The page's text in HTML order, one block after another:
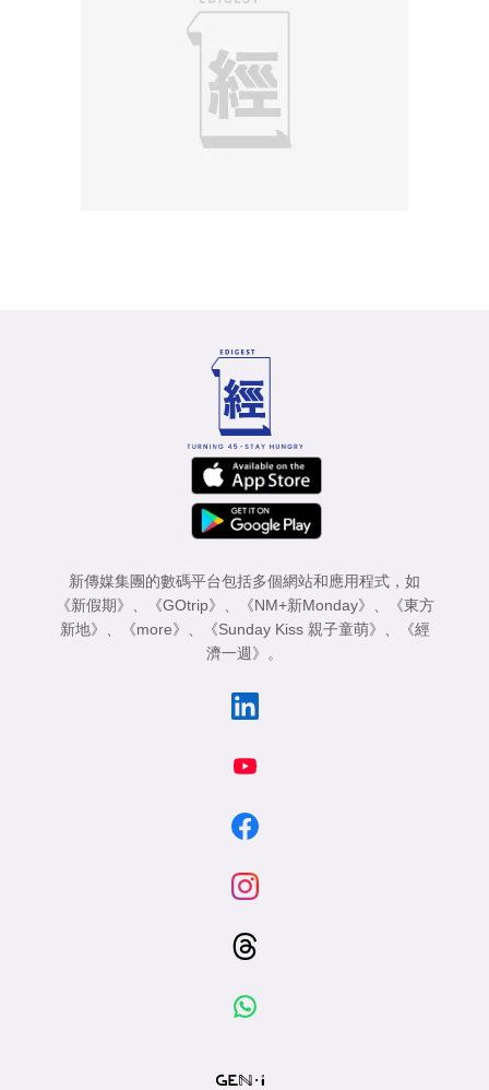
新傳媒集團的數碼平台包括多個網站和應用程式，如
《新假期》
《GOtrip》 《NM+新Monday》
《東方
新地》
《more》 《Sunday Kiss 親子童萌》
《經
濟一週》
。